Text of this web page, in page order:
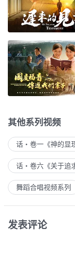
其他系列视频
话・卷一《神的显
话・卷六《关于追
舞蹈合唱视频系列
发表评论